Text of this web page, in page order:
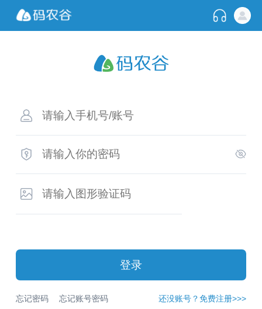
登录
忘记密码 忘记账号密码 还没账号？免费注册>>>